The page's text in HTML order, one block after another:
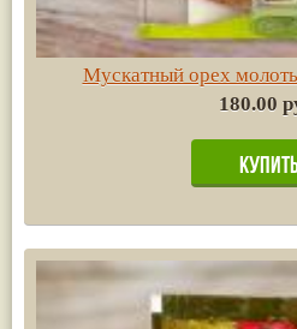
Мускатный орех
180.00